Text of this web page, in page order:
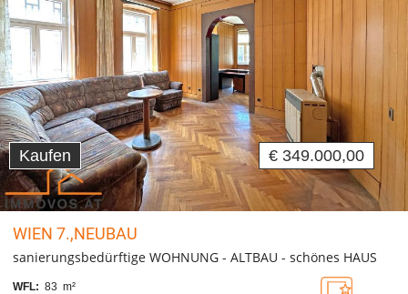
Kaufen € 349.000,00
WIEN 7.,NEUBAU
sanierungsbedürftige WOHNUNG - ALTBAU - schönes HAUS
WFL: 83 m²